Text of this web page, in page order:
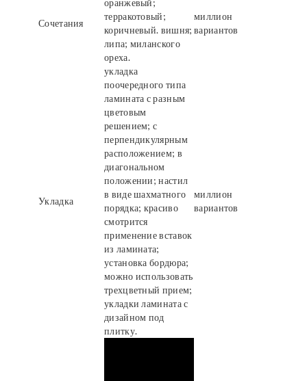
Сочетания
оранжевый;
терракотовый;
коричневый. вишня;
липа; миланского
ореха.
миллион
вариантов
Укладка
укладка
поочередного типа
ламината с разным
цветовым
решением; с
перпендикулярным
расположением; в
диагональном
положении; настил
в виде шахматного
порядка; красиво
смотрится
применение вставок
из ламината;
установка бордюра;
можно использовать
трехцветный прием;
укладки ламината с
дизайном под
плитку.
миллион
вариантов